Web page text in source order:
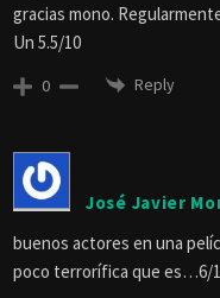
gracias mono.
Un 5.5/10
0 Reply
José Javier
buenos actores en una
poco terrorífica que es…6/